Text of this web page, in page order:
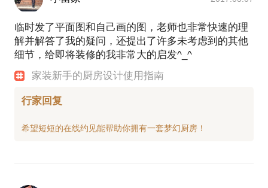
临时发了平面图和自己画的图，老师也非常快速的理
解并解答了我的疑问，还提出了许多未考虑到的其他
细节，给即将装修的我非常大的启发^_^
家装新手的厨房设计使用指南
行家回复